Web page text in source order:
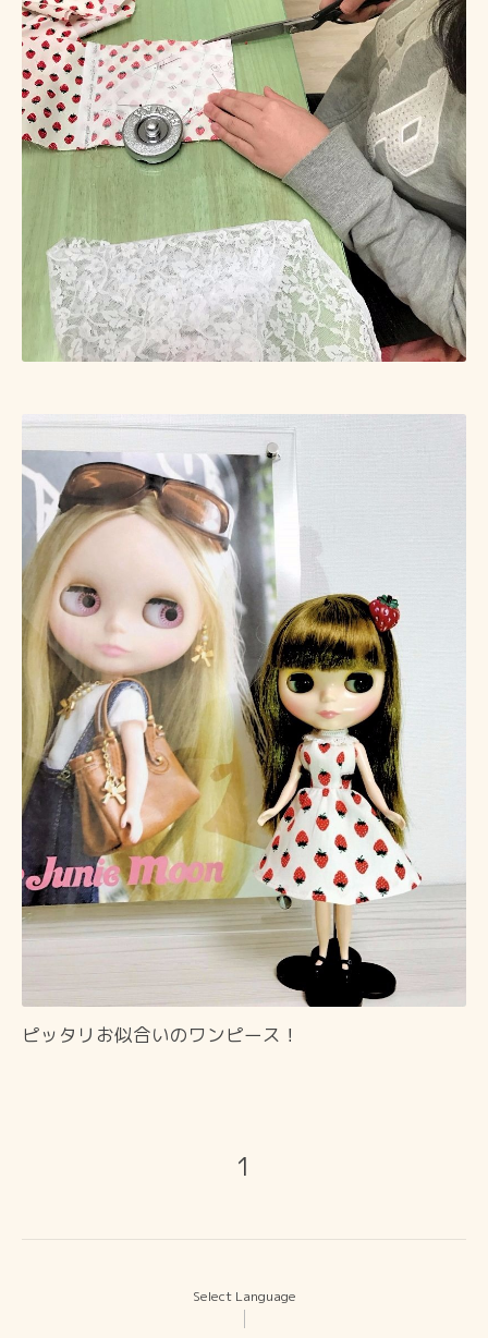
ピッタリお似合いのワンピース！
1
Select Language